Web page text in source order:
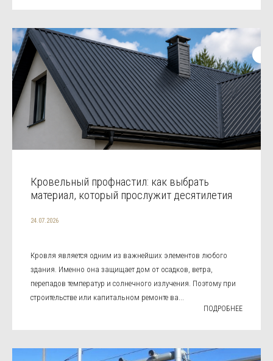
Кровельный профнастил: как выбрать
материал, который прослужит десятилетия
24.07.2026
Кровля является одним из важнейших элементов любого
здания. Именно она защищает дом от осадков, ветра,
перепадов температур и солнечного излучения. Поэтому при
строительстве или капитальном ремонте ва...
ПОДРОБНЕЕ